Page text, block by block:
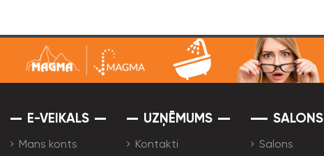
E-VEIKALS
Mans konts
UZŅĒMUMS
Kontakti
SALONS
Salons